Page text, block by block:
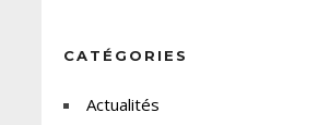
CATÉGORIES
Actualités